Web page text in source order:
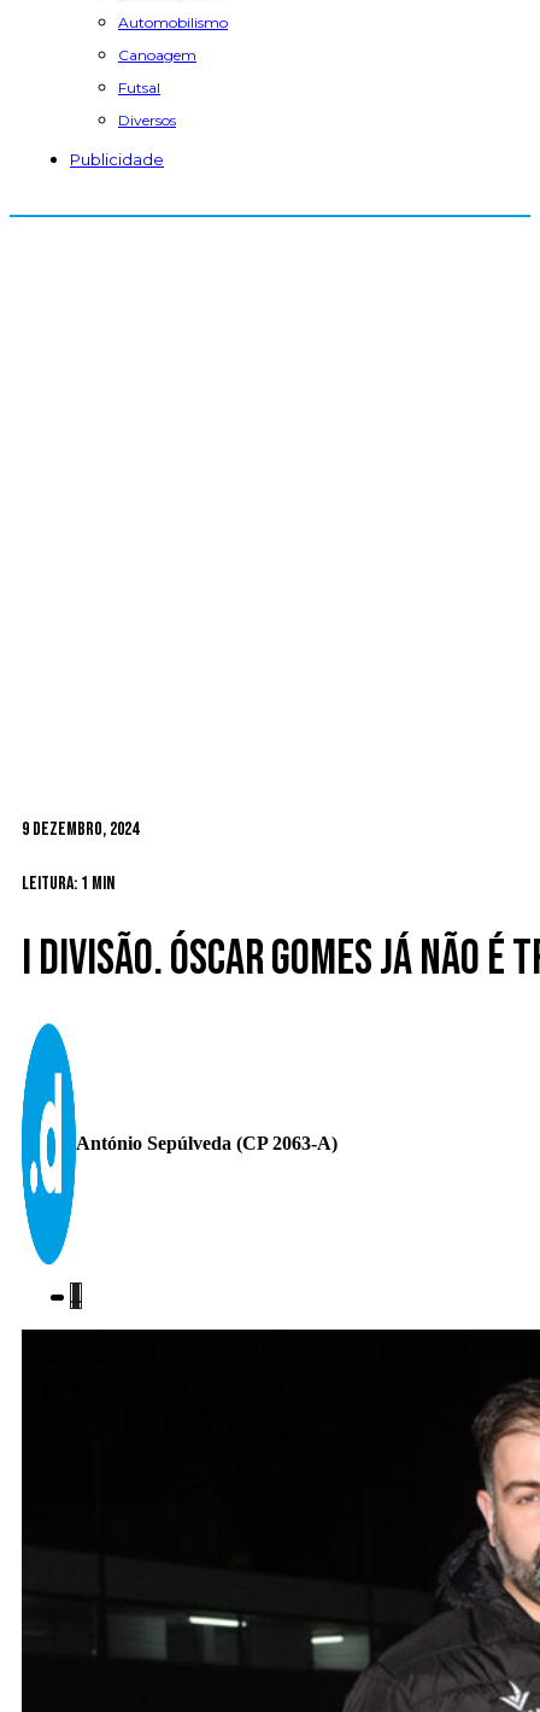
Automobilismo
Canoagem
Futsal
Diversos
Publicidade
9 Dezembro, 2024
Leitura: 1 min
I Divisão. Óscar Gomes já não é
António Sepúlveda (CP 2063-A)